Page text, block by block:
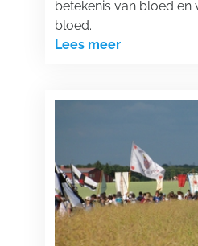
betekenis van bloed en
bloed.
Lees meer